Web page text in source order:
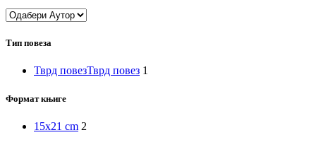
Тип повеза
Тврд повезТврд повез 1
Формат књиге
15x21 cm 2